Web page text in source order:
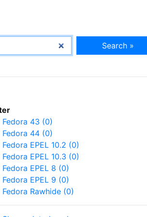
Search »
Fedora 43 (0)
Fedora 44 (0)
Fedora EPEL 10.2 (0)
Fedora EPEL 10.3 (0)
Fedora EPEL 8 (0)
Fedora EPEL 9 (0)
Fedora Rawhide (0)